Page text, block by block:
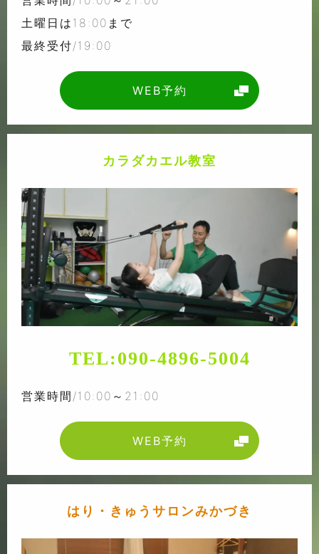
土曜日は18:00まで
最終受付/19:00
WEB予約
カラダカエル教室
TEL:090-4896-5004
営業時間/10:00～21:00
WEB予約
はり・きゅうサロンみかづき